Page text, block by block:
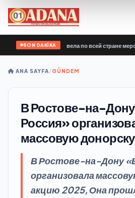
SON DAKİKA
России» провела по всей стране
ANA SAYFA/GÜNDEM
В Ростове-на-
Россия»
массовую
В Ростове-на-Дону
организовала
акцию 2025, Она